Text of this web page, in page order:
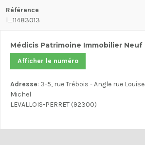
Référence
l_11483013
Médicis Patrimoine Immobilier Neuf
Afficher le numéro
Adresse: 3-5, rue Trébois - Angle rue Louise
Michel
LEVALLOIS-PERRET (92300)